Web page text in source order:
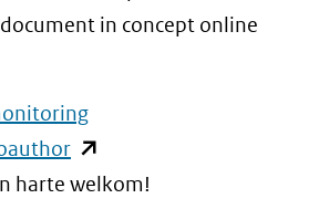
in concept online
(opent
in
harte welkom!